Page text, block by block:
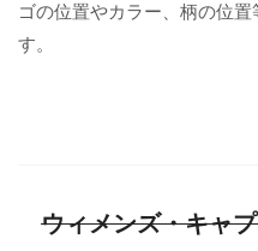
ゴの位置やカラー、柄の位
す。
ウィメンズ・キャ